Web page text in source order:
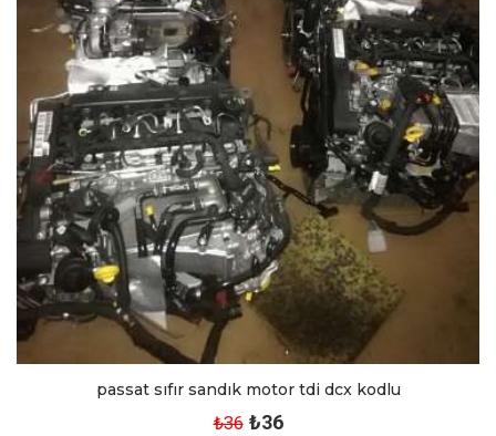
passat sıfır sandık motor tdi dcx kodlu
₺36 ₺36